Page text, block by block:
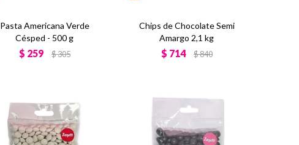
Pasta Americana Verde
Césped - 500 g
$ 259 $305
Chips de Chocolate Semi
Amargo 2,1 kg
$ 714 $840